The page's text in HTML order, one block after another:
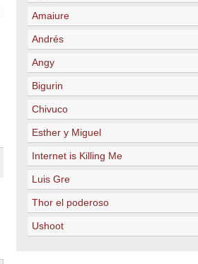
Amaiure
Andrés
Angy
Bigurin
Chivuco
Esther y Miguel
Internet is Killing Me
Luis Gre
Thor el poderoso
Ushoot